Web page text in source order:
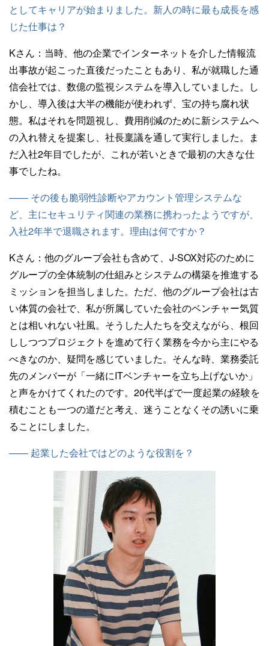
としてキャリアが始まりました。新人の時に最も成長を感
じた仕事は？
Kさん： 当時、他の企業でインターネットを介した情報流
出事故が起こった直後だったこともあり、私が就職した通
信会社では、数億の監視システムを導入していました。し
かし、導入後は大半の機能が使われず、宝の持ち腐れ状
態。私はそれを問題視し、費用削減のために新システムへ
の入れ替えを提案し、社長稟議を通して実行しました。ま
だ入社2年目でしたが、これが若いときで最初の大きな仕
事でしたね。
—— その後も脆弱性診断やアカウント管理システムな
ど、主にセキュリティ関連の業務に携わったようですが、
入社2年半で退職されます。理由は何ですか？
Kさん： 他のグループ会社も含めて、J-SOX対応のために
グループの全体統制の仕組みとシステムの構築を推進する
ミッションを担当しました。ただ、他のグループ会社は古
い体質の会社で、私が所属していた会社のベンチャー気質
とは相いれない社風。そうした人たちを交えながら、根回
ししつつプロジェクトを進めて行く業務を今から主にやる
べきなのか、疑問を感じていました。そんな時、業務委託
先のメンバーが「一緒にITベンチャーを立ち上げないか」
と声をかけてくれたのです。20代半ばで一度起業の経験を
積むことも一つの道だと考え、迷うことなくその誘いに乗
ることにしました。
—— 起業した会社ではどのような役割を？